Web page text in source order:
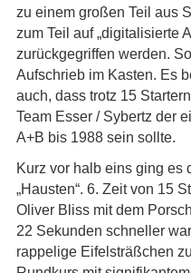
zu einem großen Teil aus
zum Teil auf „digitalisierte
zurückgegriffen werden.
Aufschrieb im Kasten. Es
auch, dass trotz 15
Team Esser / Sybertz der
A+B bis 1988 sein sollte.
Kurz vor halb eins ging es
„Hausten“. 6. Zeit von 15
Oliver Bliss mit dem
22 Sekunden schneller
rappelige Eifelsträßchen